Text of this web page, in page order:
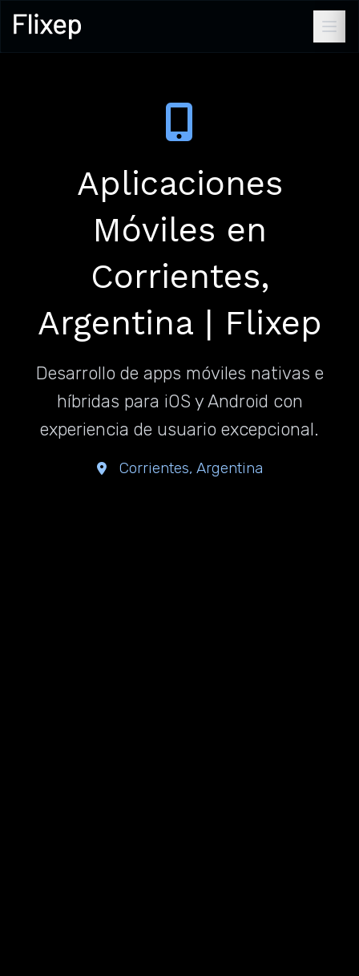
Aplicaciones
Móviles en
Corrientes,
Argentina | Flixep
Desarrollo de apps móviles nativas e
híbridas para iOS y Android con
experiencia de usuario excepcional.
Corrientes, Argentina